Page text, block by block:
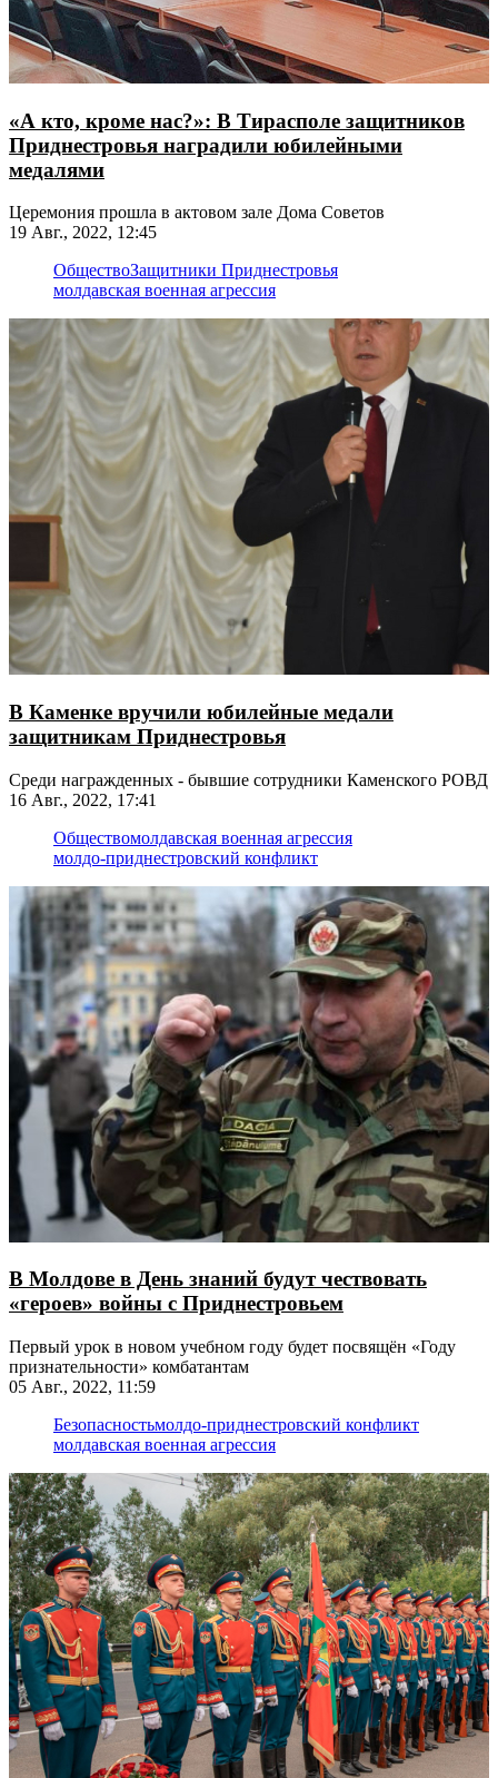
«А кто, кроме нас?»: В Тирасполе защитников
Приднестровья наградили юбилейными
медалями
Церемония прошла в актовом зале Дома Советов
19 Авг., 2022, 12:45
ОбществоЗащитники Приднестровья
молдавская военная агрессия
В Каменке вручили юбилейные медали
защитникам Приднестровья
Среди награжденных - бывшие сотрудники Каменского РОВД
16 Авг., 2022, 17:41
Обществомолдавская военная агрессия
молдо-приднестровский конфликт
В Молдове в День знаний будут чествовать
«героев» войны с Приднестровьем
Первый урок в новом учебном году будет посвящён «Году
признательности» комбатантам
05 Авг., 2022, 11:59
Безопасностьмолдо-приднестровский конфликт
молдавская военная агрессия